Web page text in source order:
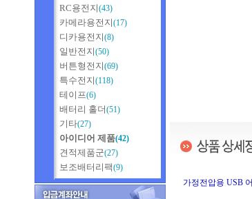
RC용전지(43)
카메라용전지(17)
디카용전지(8)
일반전지(50)
버튼형전지(69)
특수전지(118)
테이프(6)
배터리 홀더(51)
기타(27)
아이디어 제품(42)
견적제품군(27)
보조배터리팩(9)
가정전압용 USB